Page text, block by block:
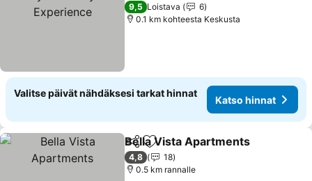
9,5 Loistava
6
0.1 km kohteesta Keskusta
Valitse päivät nähdäksesi tarkat hinnat
Katso hinnat
Jaa Lisää suosikkeihin
Bella Vista Apartments
4,8
18
0.5 km rannalle